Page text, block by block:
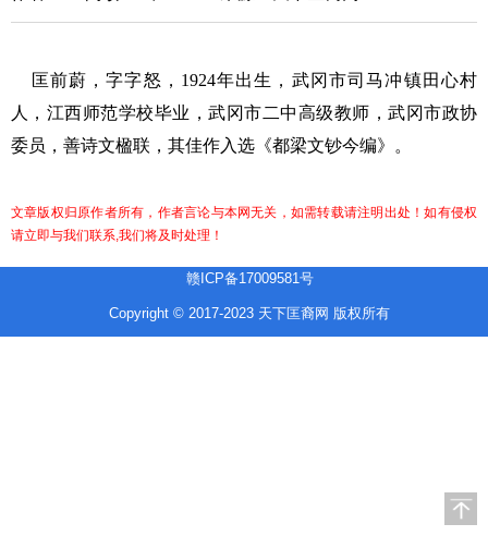
匡前蔚，字字怒，1924年出生，武冈市司马冲镇田心村
人，江西师范学校毕业，武冈市二中高级教师，武冈市政协
委员，善诗文楹联，其佳作入选《都梁文钞今编》。
文章版权归原作者所有，作者言论与本网无关，如需转载请注明出处！如有侵权
请立即与我们联系,我们将及时处理！
赣ICP备17009581号
Copyright © 2017-2023 天下匡裔网 版权所有